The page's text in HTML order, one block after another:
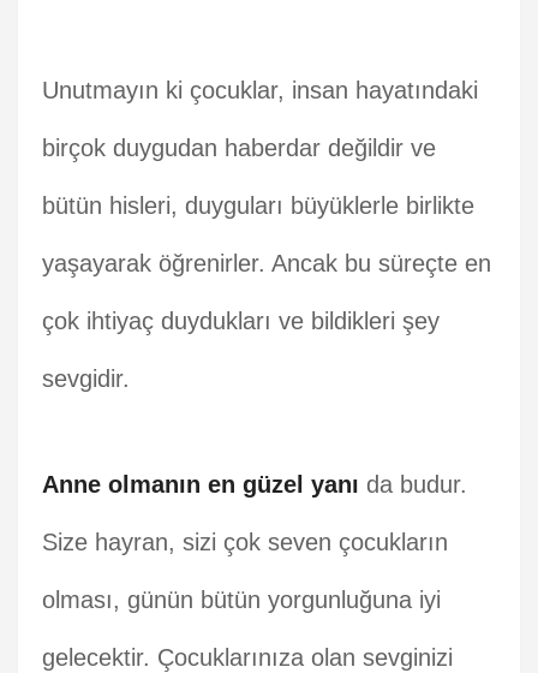
Unutmayın ki çocuklar, insan hayatındaki
birçok duygudan haberdar değildir ve
bütün hisleri, duyguları büyüklerle birlikte
yaşayarak öğrenirler. Ancak bu süreçte en
çok ihtiyaç duydukları ve bildikleri şey
sevgidir.
Anne olmanın en güzel yanı da budur.
Size hayran, sizi çok seven çocukların
olması, günün bütün yorgunluğuna iyi
gelecektir. Çocuklarınıza olan sevginizi